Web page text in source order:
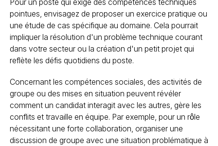
Pour un poste qui exige des compétences techniques
pointues, envisagez de proposer un exercice pratique ou
une étude de cas spécifique au domaine. Cela pourrait
impliquer la résolution d'un problème technique courant
dans votre secteur ou la création d'un petit projet qui
reflète les défis quotidiens du poste.
Concernant les compétences sociales, des activités de
groupe ou des mises en situation peuvent révéler
comment un candidat interagit avec les autres, gère les
conflits et travaille en équipe. Par exemple, pour un rôle
nécessitant une forte collaboration, organiser une
discussion de groupe avec une situation problématique à